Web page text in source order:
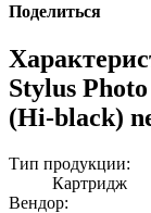
Поделиться
Stylus
(Hi-black)
Тип продукции:
Картридж
Вендор: